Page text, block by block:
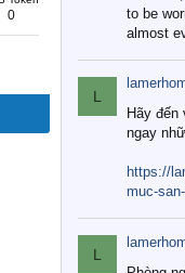
0
to be
almost
L
Hãy đến
ngay
https://
muc-
L